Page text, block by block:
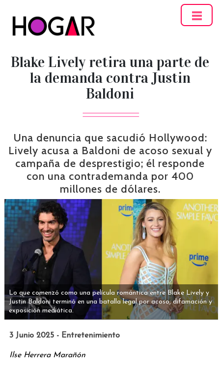
Blake Lively retira una parte de
la demanda contra Justin
Baldoni
Una denuncia que sacudió Hollywood:
Lively acusa a Baldoni de acoso sexual y
campaña de desprestigio; él responde
con una contrademanda por 400
millones de dólares.
Lo que comenzó como una película romántica entre Blake Lively y
Justin Baldoni terminó en una batalla legal por acoso, difamación y
exposición mediática.
3 Junio 2025 - Entretenimiento
Ilse Herrera Marañón